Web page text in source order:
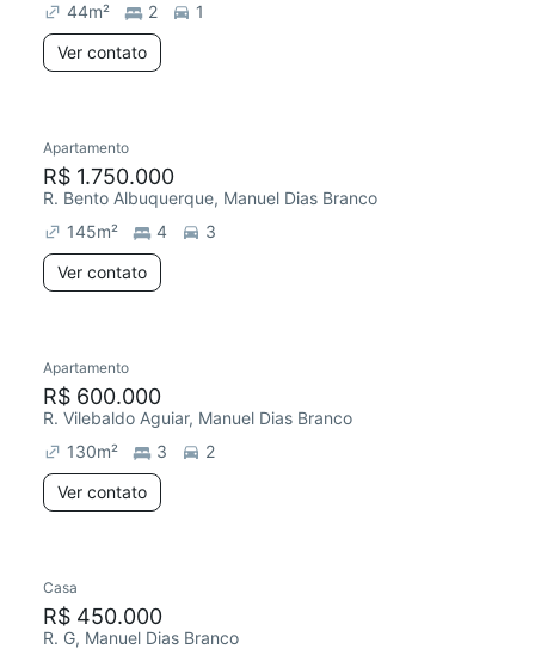
44m² 2
1
Ver contato
Apartamento
R$ 1.750.000
R. Bento Albuquerque, Manuel Dias Branco
145m² 4
3
Ver contato
Apartamento
R$ 600.000
R. Vilebaldo Aguiar, Manuel Dias Branco
130m² 3
2
Ver contato
Casa
R$ 450.000
R. G, Manuel Dias Branco